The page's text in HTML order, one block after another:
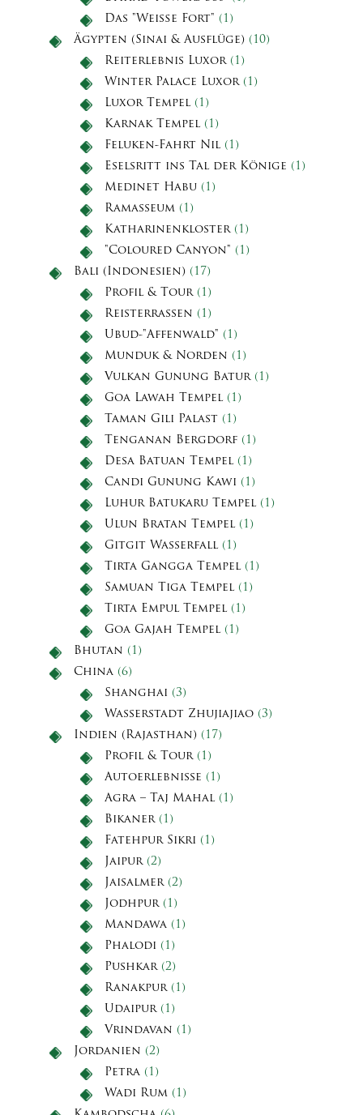
Das "Weiße Fort" (1)
Ägypten (Sinai & Ausflüge) (10)
Reiterlebnis Luxor(1)
Winter Palace Luxor(1)
Luxor Tempel (1)
Karnak Tempel (1)
Feluken-Fahrt Nil (1)
Eselsritt ins Tal der Könige (1)
Medinet Habu (1)
Ramasseum (1)
Katharinenkloster(1)
"Coloured Canyon" (1)
Bali (Indonesien) (17)
Profil & Tour(1)
Reisterrassen (1)
Ubud-"Affenwald" (1)
Munduk & Norden (1)
Vulkan Gunung Batur(1)
Goa Lawah Tempel (1)
Taman Gili Palast (1)
Tenganan Bergdorf (1)
Desa Batuan Tempel (1)
Candi Gunung Kawi (1)
Luhur Batukaru Tempel (1)
Ulun Bratan Tempel (1)
Gitgit Wasserfall (1)
Tirta Gangga Tempel (1)
Samuan Tiga Tempel (1)
Tirta Empul Tempel (1)
Goa Gajah Tempel (1)
Bhutan (1)
China (6)
Shanghai (3)
Wasserstadt Zhujiajiao (3)
Indien (Rajasthan) (17)
Profil & Tour(1)
Autoerlebnisse (1)
Agra – Taj Mahal (1)
Bikaner(1)
Fatehpur Sikri (1)
Jaipur(2)
Jaisalmer(2)
Jodhpur(1)
Mandawa (1)
Phalodi (1)
Pushkar(2)
Ranakpur(1)
Udaipur(1)
Vrindavan (1)
Jordanien (2)
Petra (1)
Wadi Rum (1)